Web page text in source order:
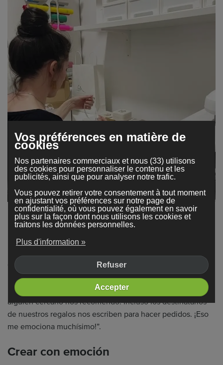
Un Taller conectado con el mundo
crecimiento de Gala Atelier. “Nos han permitido llegar a
muchísima gente, pero el boca a boca ha sido aún más
importante. Muchos nuevos clientes nos conocen porque
alguien cercano nos recomendó. Incluso los destinatarios
de nuestros regalos nos escriben para hacer pedidos. ¡Eso
me emociona muchísimo!”.
Crear con emoción
Vos préférences en matière de
cookies
Nos partenaires commerciaux et nous (33) utilisons
des cookies pour personnaliser le contenu et les
publicités, ainsi que pour analyser notre trafic.
Vous pouvez retirer votre consentement à tout moment
en ajustant vos préférences sur notre page de
confidentialité, où vous pouvez également en savoir
plus sur la façon dont nous utilisons les cookies et
traitons les données personnelles.
Plus d'information »
Refuser
Accepter